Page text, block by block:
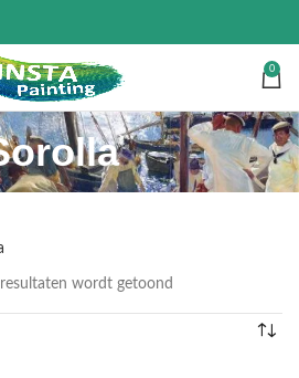
0
wordt getoond